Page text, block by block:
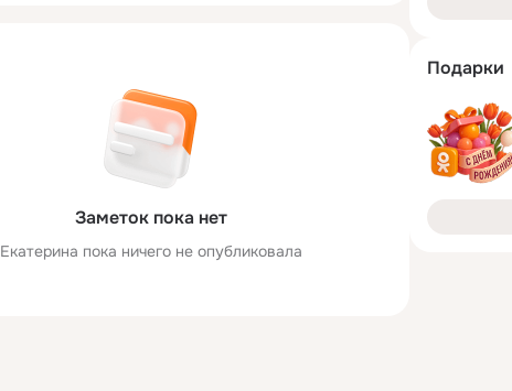
Заметок пока нет
Екатерина пока ничего не опубликовала
Подарки